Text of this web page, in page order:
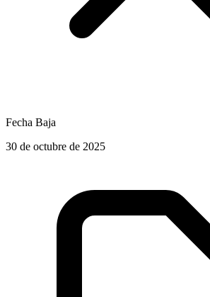
Fecha Baja
30 de octubre de 2025